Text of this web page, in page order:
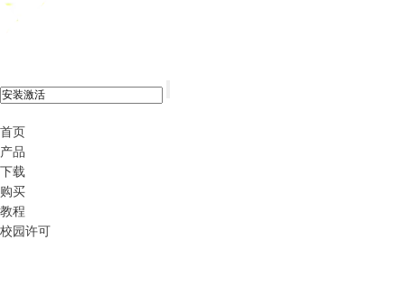
首页
产品
下载
购买
教程
校园许可